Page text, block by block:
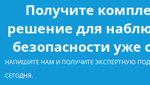
Получите
решение для
безопасности уже
НАПИШИТЕ НАМ И ПОЛУЧИТЕ ЭКСПЕРТНУЮ
СЕГОДНЯ.